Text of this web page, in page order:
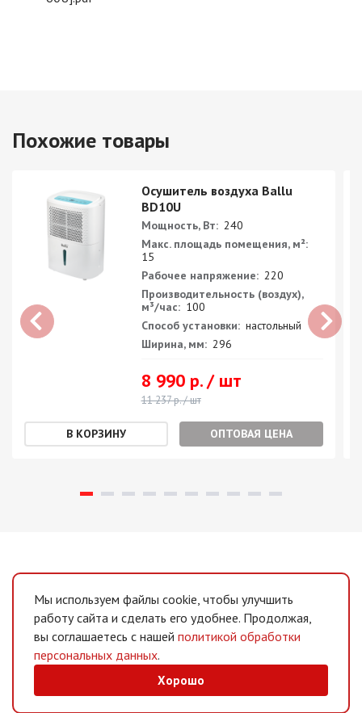
Похожие товары
Осушитель воздуха Ballu
BD10U
Мощность, Вт: 240
Макс. площадь помещения, м²:
15
Рабочее напряжение: 220
Производительность (воздух),
м³/час: 100
Способ установки: настольный
Ширина, мм: 296
8 990 р. / шт
11 237 р. / шт
ОПТОВАЯ ЦЕНА
Мы используем файлы cookie, чтобы улучшить
работу сайта и сделать его удобнее. Продолжая,
вы соглашаетесь с нашей политикой обработки
персональных данных.
Хорошо